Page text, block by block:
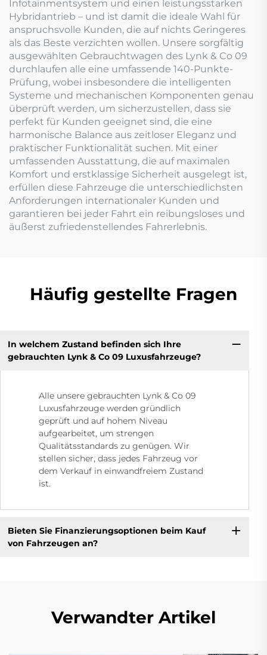
Infotainmentsystem und einen leistungsstarken
Hybridantrieb – und ist damit die ideale Wahl für
anspruchsvolle Kunden, die auf nichts Geringeres
als das Beste verzichten wollen. Unsere sorgfältig
ausgewählten Gebrauchtwagen des Lynk & Co 09
durchlaufen alle eine umfassende 140-Punkte-
Prüfung, wobei insbesondere die intelligenten
Systeme und mechanischen Komponenten genau
überprüft werden, um sicherzustellen, dass sie
perfekt für Kunden geeignet sind, die eine
harmonische Balance aus zeitloser Eleganz und
praktischer Funktionalität suchen. Mit einer
umfassenden Ausstattung, die auf maximalen
Komfort und erstklassige Sicherheit ausgelegt ist,
erfüllen diese Fahrzeuge die unterschiedlichsten
Anforderungen internationaler Kunden und
garantieren bei jeder Fahrt ein reibungsloses und
äußerst zufriedenstellendes Fahrerlebnis.
Häufig gestellte Fragen
In welchem Zustand befinden sich Ihre
gebrauchten Lynk & Co 09 Luxusfahrzeuge?
Alle unsere gebrauchten Lynk & Co 09
Luxusfahrzeuge werden gründlich
geprüft und auf hohem Niveau
aufgearbeitet, um strengen
Qualitätsstandards zu genügen. Wir
stellen sicher, dass jedes Fahrzeug vor
dem Verkauf in einwandfreiem Zustand
ist.
Bieten Sie Finanzierungsoptionen beim Kauf
von Fahrzeugen an?
Verwandter Artikel